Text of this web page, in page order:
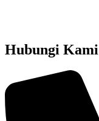
Hubungi Kami